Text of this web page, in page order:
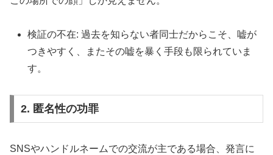
検証の不在: 過去を知らない者同士だからこそ、嘘が
つきやすく、またその嘘を暴く手段も限られていま
す。
2. 匿名性の功罪
SNSやハンドルネームでの交流が主である場合、発言に